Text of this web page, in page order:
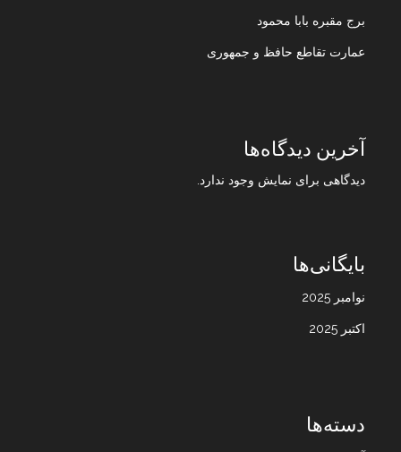
برج مقبره بابا محمود
عمارت تقاطع حافظ و جمهوری
آخرین دیدگاه‌ها
دیدگاهی برای نمایش وجود ندارد.
بایگانی‌ها
نوامبر 2025
اکتبر 2025
دسته‌ها